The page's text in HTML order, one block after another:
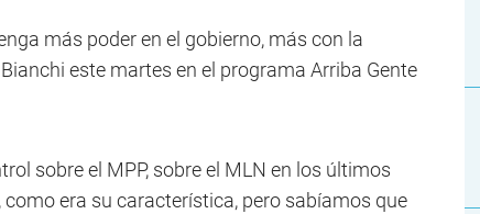
más poder en el gobierno, más con la
este martes en el programa Arriba Gente
sobre el MPP, sobre el MLN en los últimos
como era su característica, pero sabíamos que